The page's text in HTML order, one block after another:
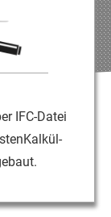
IFC-Datei